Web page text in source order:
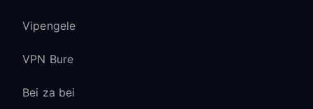
Vipengele
VPN Bure
Bei za bei